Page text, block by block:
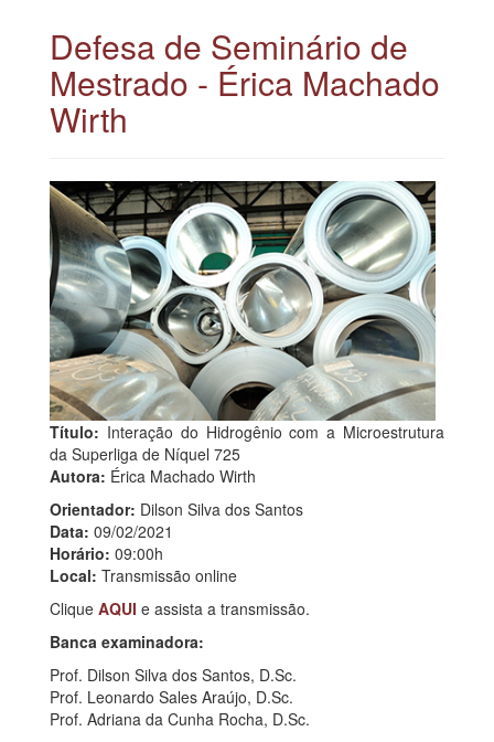
Defesa de Seminário de
Mestrado - Érica Machado
Wirth
Título: Interação do Hidrogênio com a Microestrutura
da Superliga de Níquel 725
Autora: Érica Machado Wirth
Orientador: Dilson Silva dos Santos
Data: 09/02/2021
Horário: 09:00h
Local: Transmissão online
Clique AQUI e assista a transmissão.
Banca examinadora:
Prof. Dilson Silva dos Santos, D.Sc.
Prof. Leonardo Sales Araújo, D.Sc.
Prof. Adriana da Cunha Rocha, D.Sc.